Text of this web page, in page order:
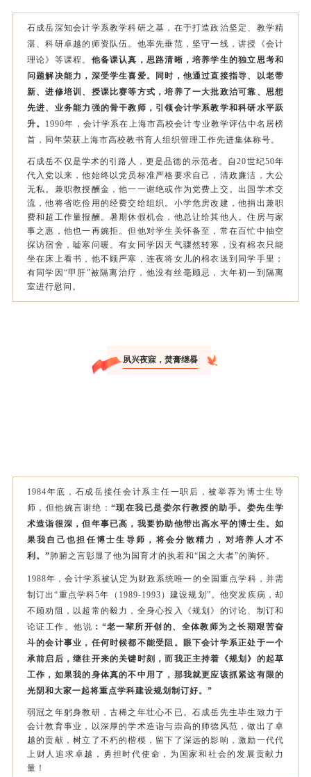
石成岳深知会计学系教学科研之基，在于打造政治坚定、教学精
湛、科研卓越的师资队伍。他率先垂范，坚守一线，讲授《会计
理论》等课程。 他备课认真，思路清晰，培养学生的独立思考和
问题解决能力，深受学生喜爱。同时，他通过直接指导、以老带
新、进修培训、授课比赛等方式，培养了一大批政治可靠、思想
先进、业务能力强的骨干教师，引领会计学系教学和科研水平跃
升。 1990年，会计学系在上海市高校会计专业教学评估中名居榜
首，同年荣获上海市高校教书育人组织管理工作先进集体称号。
石成岳不仅是学术的引路人，更是品德的示范者。自20世纪50年
代入党以来，他始终以党员标准严格要求自己，清政廉洁，大公
无私。兼职教授酬金，他一一谢绝或作为党费上交。出国学术交
流，他将省吃俭用的经费交给组织。小学危房改建，他捐出兼职
费和超工作量报酬。暑期休假机会，他总让给其他人。住房与家
事之惠，他也一再婉拒。但他对学生关怀备至，常在百忙中抽空
探访宿舍，嘘寒问暖。有女同学因天气骤然转寒，没有棉衣只能
坐在床上看书，他不顾严寒，连夜将女儿的棉衣送到同学手里；
有同学因“甲肝”被隔离治疗，他没有丝毫顾忌，大年初一到隔离
室进行慰问。
夙兴夜寐，焚膏继晷
1984年底，石成岳接任会计系主任一职后，被举荐为博士生导
师，但他婉言谢绝： “现在我已是娄尔行教授的助手。娄先生学
术造诣很深，但年事已高，我要协助他带出高水平的博士生。如
果我自己也担任博士生导师，将会分散精力，对培养人才不
利。”肺腑之言彰显了他为国育才的执着和“国之大者”的胸怀。
1988年，会计学系被认定为财政系统唯一的全国重点学科，并需
制订出“重点学科5年（1989-1993）建设规划”。他突发疾病，却
不顾劝阻，以超常的毅力，全身心投入《规划》的讨论、制订和
论证工作。他说 ：“老一辈所开创的、全体教师为之长期艰苦奋
斗的会计事业，任何时候都不能受阻。眼下会计学系正处于一个
承前启后，继往开来的关键时刻，而我正主持着《规划》的起草
工作，如果我的身体真的不中用了，那我就更应该抓紧这有限的
光阴和大家一起将重点学科建设规划制订好。”
弱冠之年躬身教研，古稀之年壮心不已。石成岳先生毕生致力于
会计教育事业，以深厚的学术造诣与崇高的师德风范，做出了卓
越的贡献，树立了不朽的楷模，留下了深远的影响，激励一代代
上财人追求卓越，勇担时代使命，为国家和社会的发展贡献力
量！